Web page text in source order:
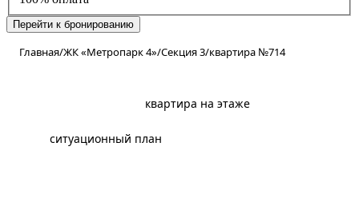
Перейти к бронированию
Главная/ЖК «Метропарк 4»/Секция 3/квартира №714
квартира на этаже
ситуационный план